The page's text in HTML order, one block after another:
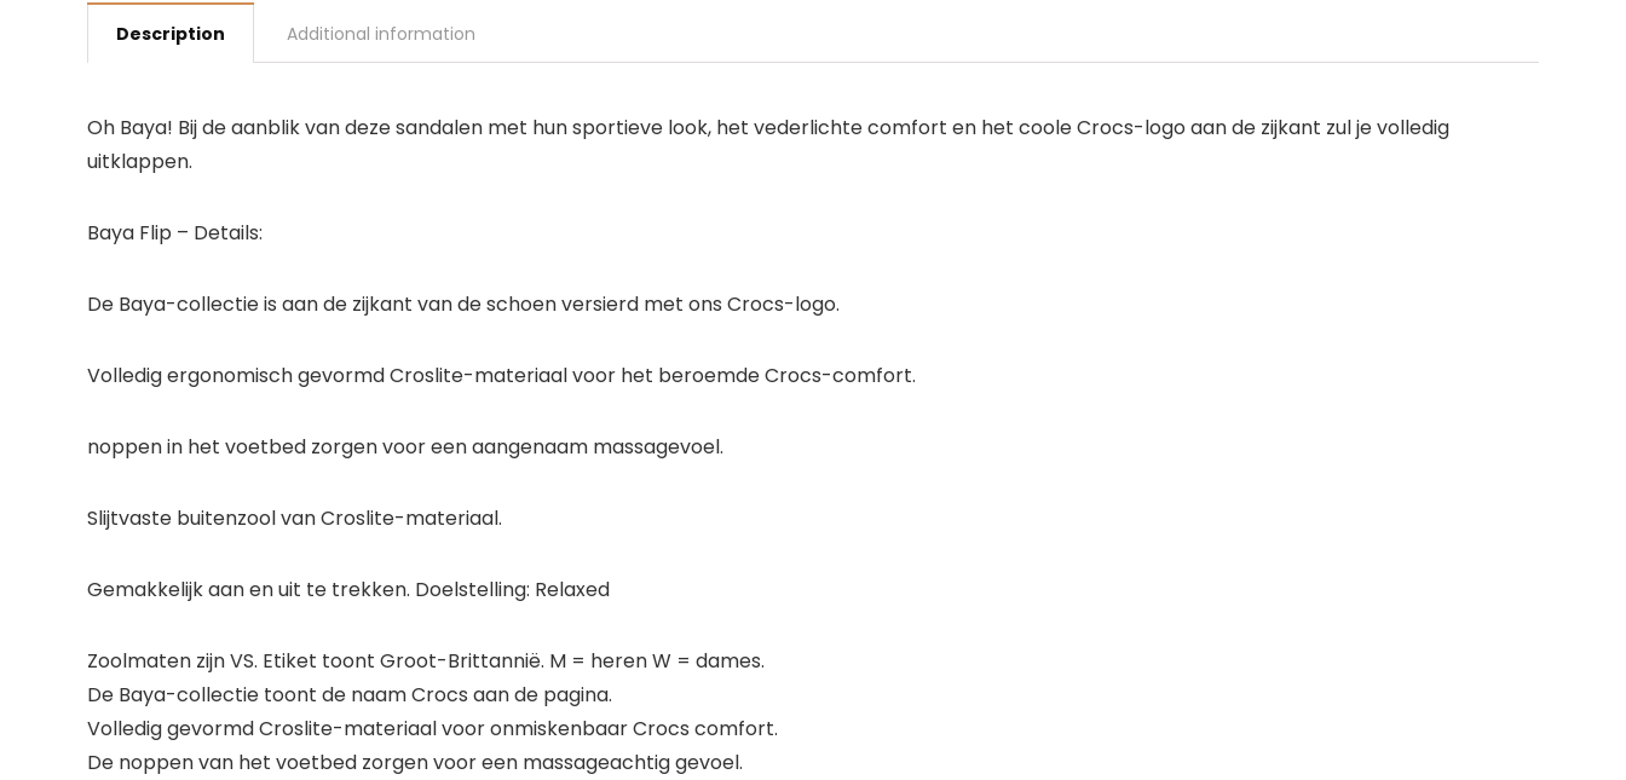
Description Additional information
Oh Baya! Bij de aanblik van deze sandalen met hun sportieve look, het vederlichte comfort en het coole Crocs-logo aan de zijkant zul je volledig
uitklappen.
Baya Flip – Details:
De Baya-collectie is aan de zijkant van de schoen versierd met ons Crocs-logo.
Volledig ergonomisch gevormd Croslite-materiaal voor het beroemde Crocs-comfort.
noppen in het voetbed zorgen voor een aangenaam massagevoel.
Slijtvaste buitenzool van Croslite-materiaal.
Gemakkelijk aan en uit te trekken. Doelstelling: Relaxed
Zoolmaten zijn VS. Etiket toont Groot-Brittannië. M = heren W = dames.
De Baya-collectie toont de naam Crocs aan de pagina.
Volledig gevormd Croslite-materiaal voor onmiskenbaar Crocs comfort.
De noppen van het voetbed zorgen voor een massageachtig gevoel.